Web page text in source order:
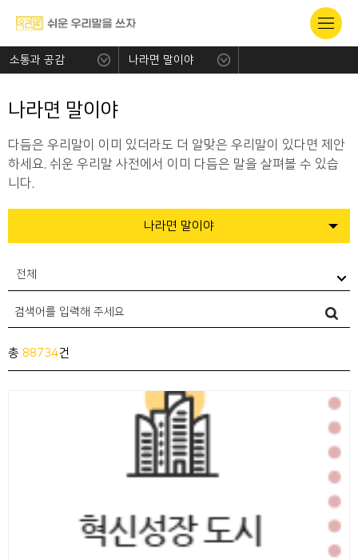
소통과 공감 나라면 말이야
나라면 말이야
다듬은 우리말이 이미 있더라도 더 알맞은 우리말이 있다면 제안
하세요. 쉬운 우리말 사전에서 이미 다듬은 말을 살펴볼 수 있습
니다.
나라면 말이야
전체
총 88734건